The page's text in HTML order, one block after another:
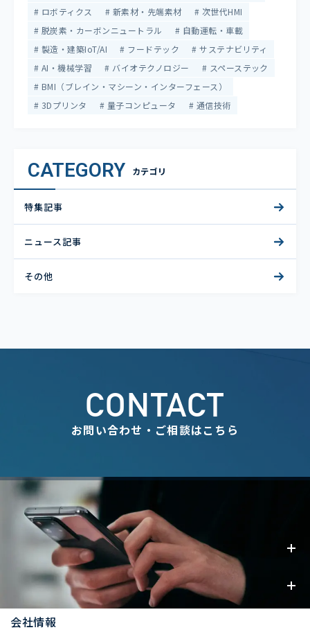
ロボティクス
新素材・先端素材
次世代HMI
脱炭素・カーボンニュートラル
自動運転・車載
製造・建築IoT/AI
フードテック
サステナビリティ
AI・機械学習
バイオテクノロジー
スペーステック
BMI（ブレイン・マシーン・インターフェース）
3Dプリンタ
量子コンピュータ 通信技術
CATEGORY カテゴリ
特集記事
ニュース記事
その他
CONTACT
お問い合わせ・ご相談はこちら
事業内容
お知らせ
会社情報